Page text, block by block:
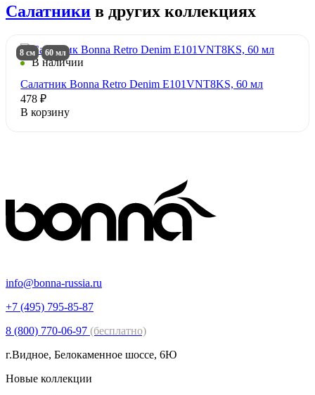
Салатники в других коллекциях
8 см 60 мл
В наличии
Салатник Bonna Retro Denim E101VNT8KS, 60 мл
478 ₽
В корзину
info@bonna-russia.ru
+7 (495) 795-85-87
8 (800) 770-06-97 (бесплатно)
г.Видное, Белокаменное шоссе, 6Ю
Новые коллекции